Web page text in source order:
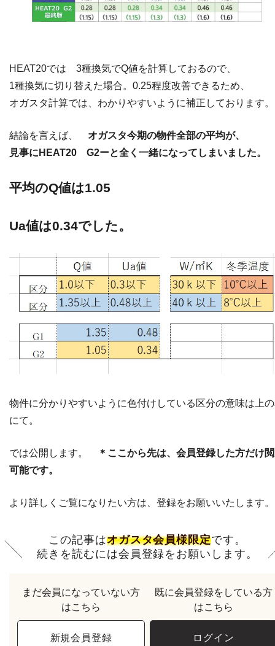
HEAT20では 3種換気でQ値を計算しておるので、
1種換気に切り替えた場合。0.25程度改善できるため、
オガスタ計算では、わかりやすいように補正しております。
結論を言えば、 オガスタ今期の物件全部の平均が、
見事にHEAT20 G2ーと全く一緒になってしまいました。
平均のQ値は1.05
Ua値は0.34でした。
物件に分かりやすいように色付けしている区分の意味は上
にて。
では公開します。
＊ここから先は、会員登録した方だけ
可能です。
より詳しくご覧になりたい方は、登録をお願いいたします。
この記事はオガスタ会員様限定です。
続きを読むには会員登録をお願いします。
まだ会員になっていない方
はこちら
新規会員登録
既に会員登録をしている方
はこちら
ログイン